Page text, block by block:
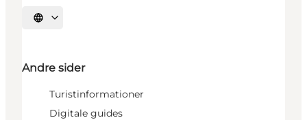
Vælg sprog
Andre sider
Turistinformationer
Digitale guides